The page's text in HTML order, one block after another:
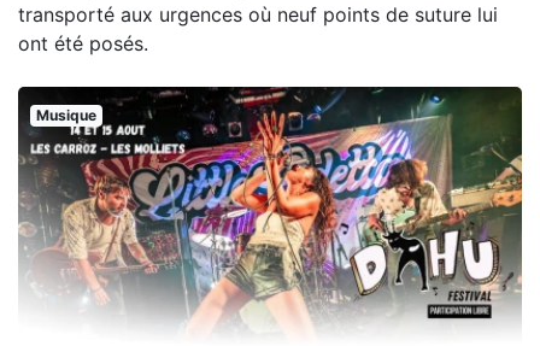
transporté aux urgences où neuf points de suture lui
ont été posés.
Musique